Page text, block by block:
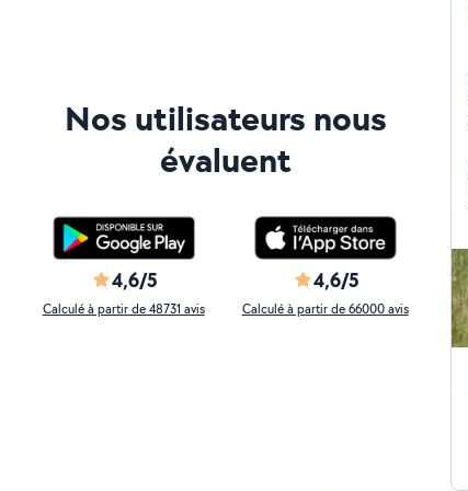
Nos utilisateurs nous
évaluent
4,6/5
Calculé à partir de 48731 avis
4,6/5
Calculé à partir de 66000 avis